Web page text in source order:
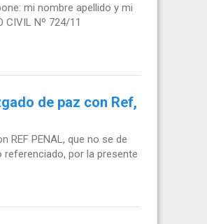
mi nombre apellido y mi
CIVIL Nº 724/11
de paz con Ref,
REF PENAL, que no se de
referenciado, por la presente